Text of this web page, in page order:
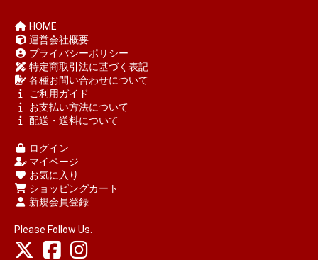
HOME
運営会社概要
プライバシーポリシー
特定商取引法に基づく表記
各種お問い合わせについて
ご利用ガイド
お支払い方法について
配送・送料について
ログイン
マイページ
お気に入り
ショッピングカート
新規会員登録
Please Follow Us.